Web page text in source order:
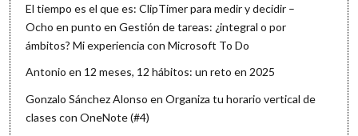
El tiempo es el que es: ClipTimer para medir y decidir –
Ocho en punto enGestión de tareas: ¿integral o por
ámbitos? Mi experiencia con Microsoft To Do
Antonio en 12 meses, 12 hábitos: un reto en 2025
Gonzalo Sánchez Alonso enOrganiza tu horario vertical de
clases con OneNote (#4)